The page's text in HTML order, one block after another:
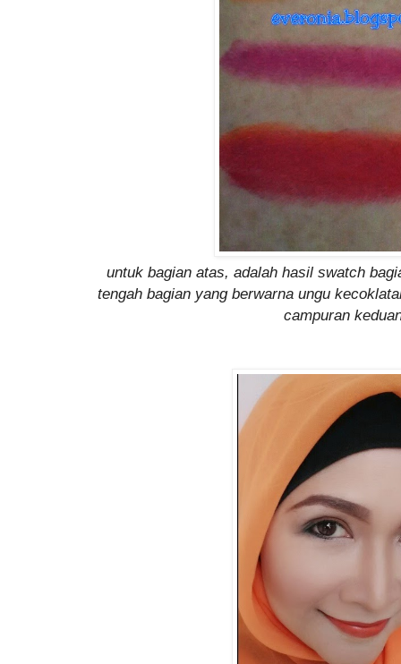
untuk bagian atas, adalah hasil swatch
tengah bagian yang berwarna ungu
campuran